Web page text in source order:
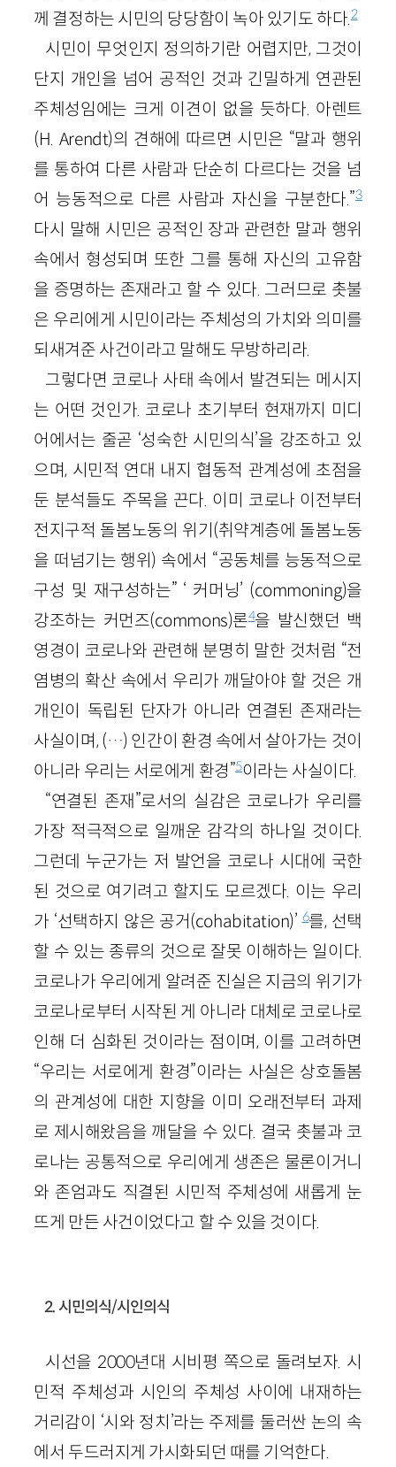
께 결정하는 시민의 당당함이 녹아 있기도 하다.2
시민이 무엇인지 정의하기란 어렵지만, 그것이
단지 개인을 넘어 공적인 것과 긴밀하게 연관된
주체성임에는 크게 이견이 없을 듯하다. 아렌트
(H. Arendt)의 견해에 따르면 시민은 “말과 행위
를 통하여 다른 사람과 단순히 다르다는 것을 넘
어 능동적으로 다른 사람과 자신을 구분한다.”3
다시 말해 시민은 공적인 장과 관련한 말과 행위
속에서 형성되며 또한 그를 통해 자신의 고유함
을 증명하는 존재라고 할 수 있다. 그러므로 촛불
은 우리에게 시민이라는 주체성의 가치와 의미를
되새겨준 사건이라고 말해도 무방하리라.
그렇다면 코로나 사태 속에서 발견되는 메시지
는 어떤 것인가. 코로나 초기부터 현재까지 미디
어에서는 줄곧 ‘성숙한 시민의식’을 강조하고 있
으며, 시민적 연대 내지 협동적 관계성에 초점을
둔 분석들도 주목을 끈다. 이미 코로나 이전부터
전지구적 돌봄노동의 위기(취약계층에 돌봄노동
을 떠넘기는 행위) 속에서 “공동체를 능동적으로
구성 및 재구성하는” ‘ 커머닝’ (commoning)을
강조하는 커먼즈(commons)론4을 발신했던 백
영경이 코로나와 관련해 분명히 말한 것처럼 “전
염병의 확산 속에서 우리가 깨달아야 할 것은 개
개인이 독립된 단자가 아니라 연결된 존재라는
사실이며, (…) 인간이 환경 속에서 살아가는 것이
아니라 우리는 서로에게 환경”5이라는 사실이다.
“연결된 존재”로서의 실감은 코로나가 우리를
가장 적극적으로 일깨운 감각의 하나일 것이다.
그런데 누군가는 저 발언을 코로나 시대에 국한
된 것으로 여기려고 할지도 모르겠다. 이는 우리
가 ‘선택하지 않은 공거(cohabitation)’6를, 선택
할 수 있는 종류의 것으로 잘못 이해하는 일이다.
코로나가 우리에게 알려준 진실은 지금의 위기가
코로나로부터 시작된 게 아니라 대체로 코로나로
인해 더 심화된 것이라는 점이며, 이를 고려하면
“우리는 서로에게 환경”이라는 사실은 상호돌봄
의 관계성에 대한 지향을 이미 오래전부터 과제
로 제시해왔음을 깨달을 수 있다. 결국 촛불과 코
로나는 공통적으로 우리에게 생존은 물론이거니
와 존엄과도 직결된 시민적 주체성에 새롭게 눈
뜨게 만든 사건이었다고 할 수 있을 것이다.
2. 시민의식/시인의식
시선을 2000년대 시비평 쪽으로 돌려보자. 시
민적 주체성과 시인의 주체성 사이에 내재하는
거리감이 ‘시와 정치’라는 주제를 둘러싼 논의 속
에서 두드러지게 가시화되던 때를 기억한다.